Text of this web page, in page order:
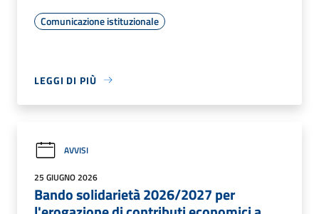
Comunicazione istituzionale
LEGGI DI PIÙ
AVVISI
25 GIUGNO 2026
Bando solidarietà 2026/2027 per